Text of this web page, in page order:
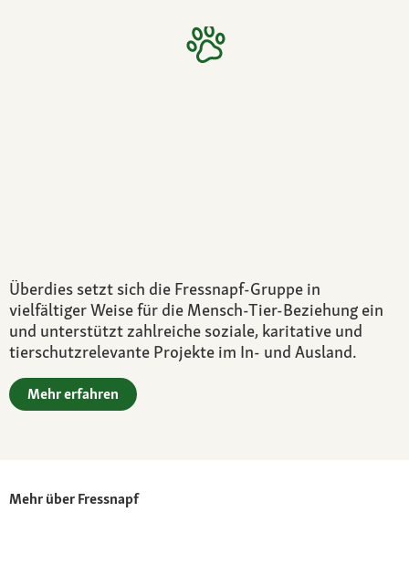
Überdies setzt sich die Fressnapf-Gruppe in
vielfältiger Weise für die Mensch-Tier-Beziehung ein
und unterstützt zahlreiche soziale, karitative und
tierschutzrelevante Projekte im In- und Ausland.
Mehr erfahren
Mehr über Fressnapf